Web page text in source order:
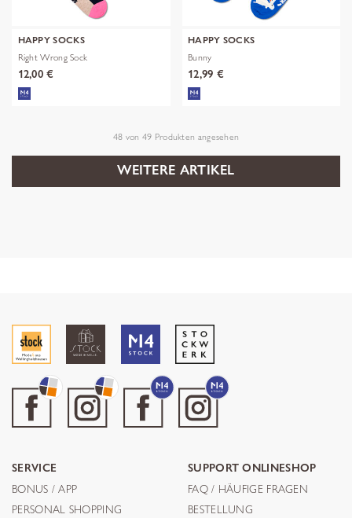
HAPPY SOCKS
Right Wrong Sock
12,00 €
HAPPY SOCKS
Bunny
12,99 €
48 von 49 Produkten angesehen
WEITERE ARTIKEL
SERVICE
BONUS / APP
PERSONAL SHOPPING
SUPPORT ONLINESHOP
FAQ / HÄUFIGE FRAGEN
BESTELLUNG